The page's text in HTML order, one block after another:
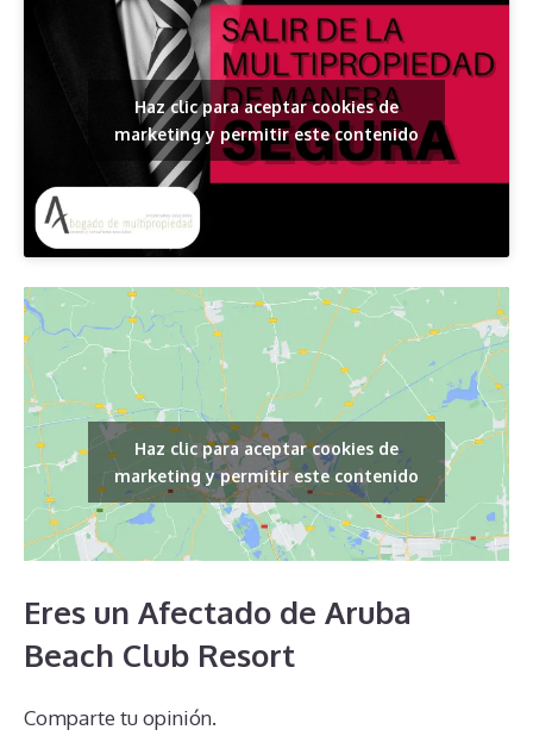
Haz clic para aceptar cookies de
marketing y permitir este contenido
Haz clic para aceptar cookies de
marketing y permitir este contenido
Eres un Afectado de Aruba
Beach Club Resort
Comparte tu opinión.